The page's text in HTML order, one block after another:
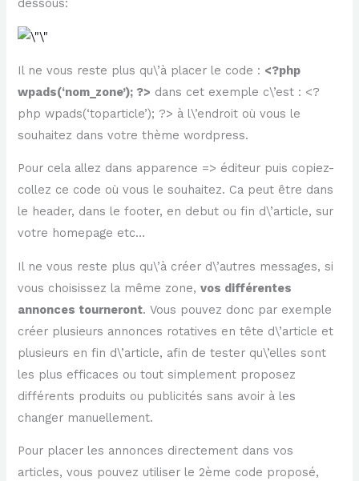
Il ne vous reste plus qu\’à placer le code : <?php
wpads(‘nom_zone’); ?> dans cet exemple c\’est : <?
php wpads(‘toparticle’); ?> à l\’endroit où vous le
souhaitez dans votre thème wordpress.
Pour cela allez dans apparence => éditeur puis copiez-
collez ce code où vous le souhaitez. Ca peut être dans
le header, dans le footer, en debut ou fin d\’article, sur
votre homepage etc…
Il ne vous reste plus qu\’à créer d\’autres messages, si
vous choisissez la même zone,vos différentes
annonces tourneront. Vous pouvez donc par exemple
créer plusieurs annonces rotatives en tête d\’article et
plusieurs en fin d\’article, afin de tester qu\’elles sont
les plus efficaces ou tout simplement proposez
différents produits ou publicités sans avoir à les
changer manuellement.
Pour placer les annonces directement dans vos
articles, vous pouvez utiliser le 2ème code proposé,